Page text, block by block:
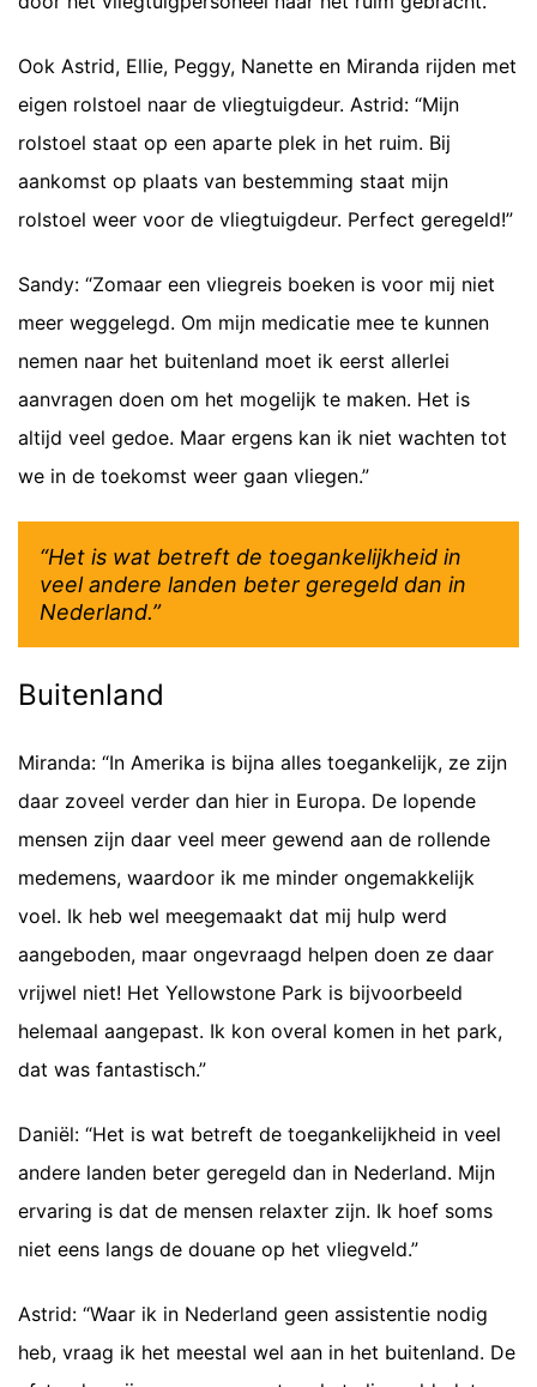
Ook Astrid, Ellie, Peggy, Nanette en Miranda rijden met
eigen rolstoel naar de vliegtuigdeur. Astrid: “Mijn
rolstoel staat op een aparte plek in het ruim. Bij
aankomst op plaats van bestemming staat mijn
rolstoel weer voor de vliegtuigdeur. Perfect geregeld!”
Sandy: “Zomaar een vliegreis boeken is voor mij niet
meer weggelegd. Om mijn medicatie mee te kunnen
nemen naar het buitenland moet ik eerst allerlei
aanvragen doen om het mogelijk te maken. Het is
altijd veel gedoe. Maar ergens kan ik niet wachten tot
we in de toekomst weer gaan vliegen.”
“Het is wat betreft de toegankelijkheid in
veel andere landen beter geregeld dan in
Nederland.”
Buitenland
Miranda: “In Amerika is bijna alles toegankelijk, ze zijn
daar zoveel verder dan hier in Europa. De lopende
mensen zijn daar veel meer gewend aan de rollende
medemens, waardoor ik me minder ongemakkelijk
voel. Ik heb wel meegemaakt dat mij hulp werd
aangeboden, maar ongevraagd helpen doen ze daar
vrijwel niet! Het Yellowstone Park is bijvoorbeeld
helemaal aangepast. Ik kon overal komen in het park,
dat was fantastisch.”
Daniël: “Het is wat betreft de toegankelijkheid in veel
andere landen beter geregeld dan in Nederland. Mijn
ervaring is dat de mensen relaxter zijn. Ik hoef soms
niet eens langs de douane op het vliegveld.”
Astrid: “Waar ik in Nederland geen assistentie nodig
heb, vraag ik het meestal wel aan in het buitenland. De